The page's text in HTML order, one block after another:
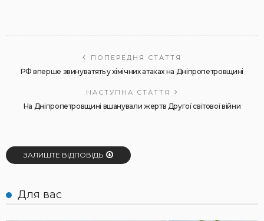
ПОПЕРЕДНЯ СТАТТЯ
РФ вперше звинуватять у хімічних атаках на Дніпропетровщині
НАСТУПНА СТАТТЯ
На Дніпропетровщині вшанували жертв Другої світової війни
ЗАЛИШТЕ ВІДПОВІДЬ
Для вас